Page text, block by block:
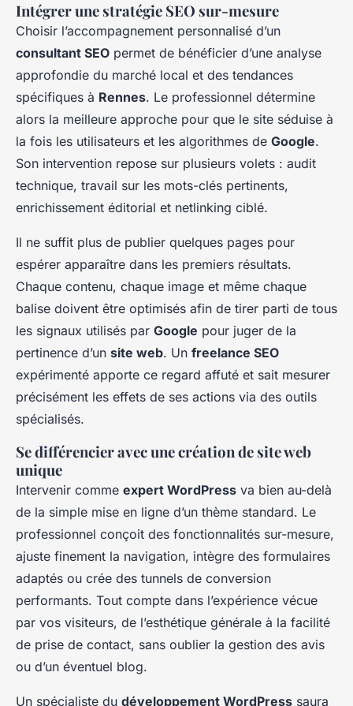
Intégrer une stratégie SEO sur-mesure
Choisir l’accompagnement personnalisé d’un
consultant SEO permet de bénéficier d’une analyse
approfondie du marché local et des tendances
spécifiques à Rennes. Le professionnel détermine
alors la meilleure approche pour que le site séduise à
la fois les utilisateurs et les algorithmes de Google.
Son intervention repose sur plusieurs volets : audit
technique, travail sur les mots-clés pertinents,
enrichissement éditorial et netlinking ciblé.
Il ne suffit plus de publier quelques pages pour
espérer apparaître dans les premiers résultats.
Chaque contenu, chaque image et même chaque
balise doivent être optimisés afin de tirer parti de tous
les signaux utilisés par Google pour juger de la
pertinence d’un site web. Un freelance SEO
expérimenté apporte ce regard affuté et sait mesurer
précisément les effets de ses actions via des outils
spécialisés.
Se différencier avec une création de site web
unique
Intervenir comme expert WordPress va bien au-delà
de la simple mise en ligne d’un thème standard. Le
professionnel conçoit des fonctionnalités sur-mesure,
ajuste finement la navigation, intègre des formulaires
adaptés ou crée des tunnels de conversion
performants. Tout compte dans l’expérience vécue
par vos visiteurs, de l’esthétique générale à la facilité
de prise de contact, sans oublier la gestion des avis
ou d’un éventuel blog.
Un spécialiste du développement WordPress saura